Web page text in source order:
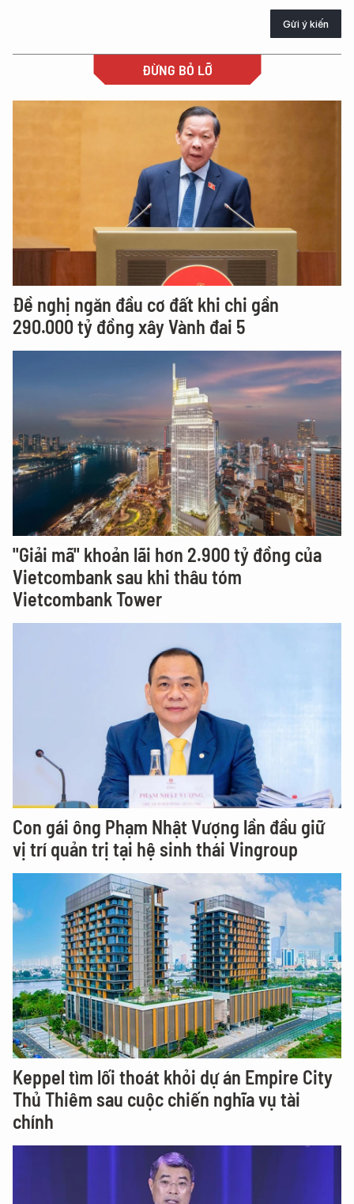
Gửi ý kiến
ĐỪNG BỎ LỠ
Đề nghị ngăn đầu cơ đất khi chi gần
290.000 tỷ đồng xây Vành đai 5
"Giải mã" khoản lãi hơn 2.900 tỷ đồng của
Vietcombank sau khi thâu tóm
Vietcombank Tower
Con gái ông Phạm Nhật Vượng lần đầu giữ
vị trí quản trị tại hệ sinh thái Vingroup
Keppel tìm lối thoát khỏi dự án Empire City
Thủ Thiêm sau cuộc chiến nghĩa vụ tài
chính